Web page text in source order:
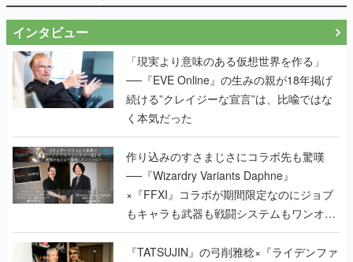
インタビュー
「現実より意味のある仮想世界を作る」
──『EVE Online』の生みの親が18年掲げ
続ける”クレイジーな宣言”は、比喩ではな
く本気だった
作り込みのすさまじさにコラボ先も驚嘆
──『Wizardry Variants Daphne』
×『FFXI』コラボが期間限定なのにジョブ
もキャラも武器も戦闘システムもワンオフ
で作り込まれた理由を両ディレクターに聞
く
『TATSUJIN』の弓削雅稔×『ライデンファ